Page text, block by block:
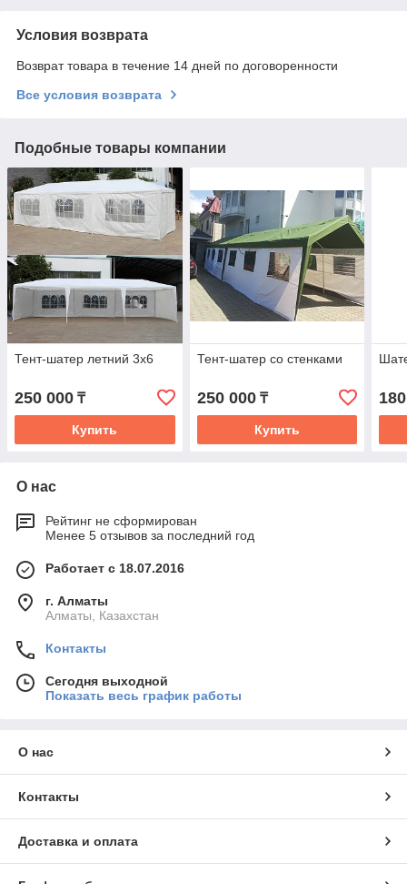
Условия возврата
Возврат товара в течение 14 дней по договоренности
Все условия возврата
Подобные товары компании
Тент-шатер летний 3х6
250 000 ₸
Купить
Тент-шатер со стенками
250 000₸
Купить
О нас
Рейтинг не сформирован
Менее 5 отзывов за последний год
Работает с 18.07.2016
г. Алматы
Алматы, Казахстан
Контакты
Сегодня выходной
Показать весь график работы
О нас
Контакты
Доставка и оплата